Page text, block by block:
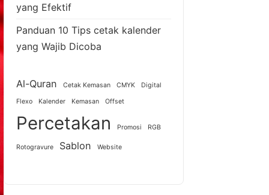
yang Efektif
Panduan 10 Tips cetak kalender
yang Wajib Dicoba
Al-Quran Cetak Kemasan CMYK Digital
Flexo Kalender Kemasan Offset
Percetakan Promosi RGB
Rotogravure Sablon Website